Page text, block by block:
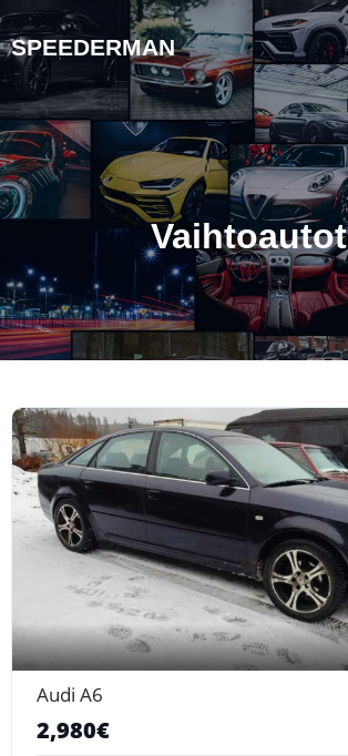
SPEEDERMAN
Vaihtoautot
Audi A6
2,980€